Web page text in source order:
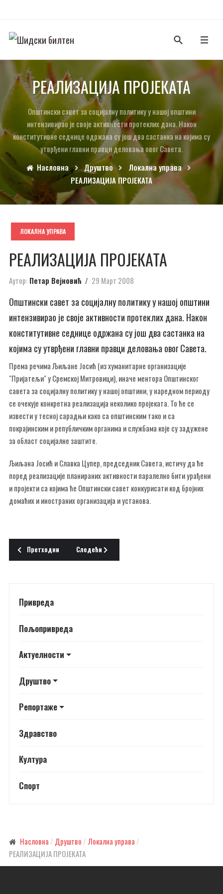
РЕАЛИЗАЦИЈА ПРОЈЕКАТА
Општински савет за социјалну политику у нашој општини
интензивирао је своје активности протеклих дана. Након
конститутивне седнице одржана су још два састанка на којима су
утврђени главни правци деловања овог Савета.
Насловна
Друштво
Локална управа
РЕАЛИЗАЦИЈА ПРОЈЕКАТА
ЛОКАЛНА УПРАВА
РЕАЛИЗАЦИЈА ПРОЈЕКАТА
Аутор: Петар Вејновић 29 Март 2008
Општински савет за социјалну политику у нашој општини
интензивирао је своје активности протеклих дана. Након
конститутивне седнице одржана су још два састанка на
којима су утврђени главни правци деловања овог Савета.
Према речима Љиљане Јосић (из хуманитарне организације
"Пријатељи" у Сремској Митровици), иначе ментора Општинског
савета за социјалну политику у нашој општини, у наредном периоду
се очекује конкретна реализација неколико пројеката. То ће се
извести у тесној сарадњи како са општинским тако и са
покрајинским и републичким органима и службама које су задужене
за област социјалне заштите.
Љиљана Јосић и Славка Цупер, председник Савета, истичу да ће
поред реализације планираних активности паралелно бити урађени
и пројекти са којима ће Општински савет конкурисати код бројних
домаћих и иностраних организација и установа.
Претходни чланак: ПРЕДСТАВНИЦИ ОПШТИНЕ У ГИБАРЦУ
Претходни Следећи чланак: НЕДЕЉА ПРАВОСЛАВЉА
Следећи
Привреда
Пољопривреда
Актуелности
Друштво
Репортаже
Здравство
Култура
Спорт
Насловна Друштво
Локална управа
РЕАЛИЗАЦИЈА ПРОЈЕКАТА